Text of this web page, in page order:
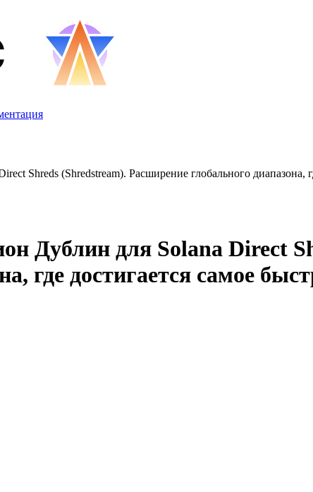
Shreds (Shredstream). Расширение глобального диапазона,
Дублин для Solana Direct
где достигается самое